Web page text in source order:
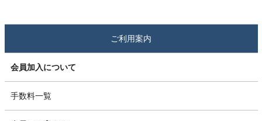
ご利用案内
会員加入について
手数料一覧